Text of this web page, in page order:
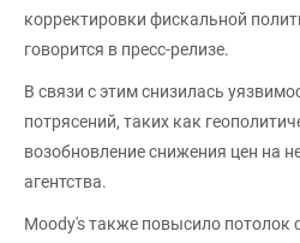
корректировки фискальной
говорится в пресс-релизе.
В связи с этим снизилась
потрясений, таких как
возобновление снижения цен на
агентства.
Moody's также повысило потолок